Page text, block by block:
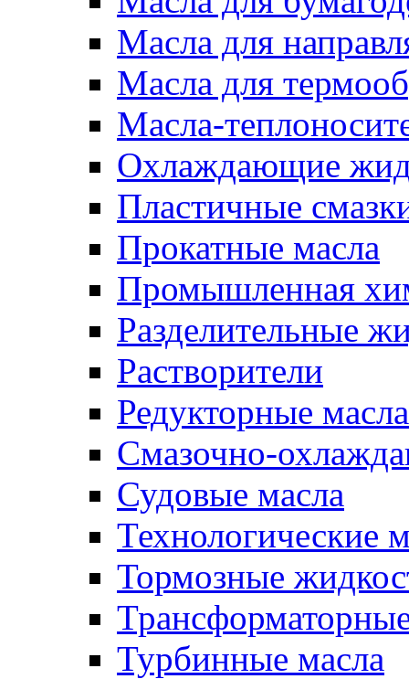
Масла для
Масла для
Масла-
Охлаждающие
Пластичные
Прокатные масла
Промышленная
Разделительные
Растворители
Редукторные масла
Смазочно-
Судовые масла
Технологические
Тормозные
Турбинные масла